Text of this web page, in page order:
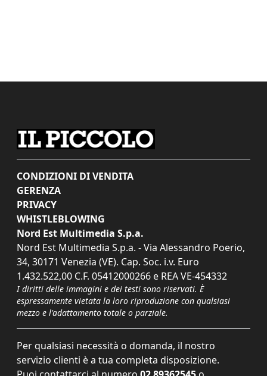
CONDIZIONI DI VENDITA
GERENZA
PRIVACY
WHISTLEBLOWING
Nord Est Multimedia S.p.a.
Nord Est Multimedia S.p.a. - Via Alessandro Poerio,
34, 30171 Venezia (VE). Cap. Soc. i.v. Euro
1.432.522,00 C.F. 05412000266 e REA VE-454332
I diritti delle immagini e dei testi sono riservati. È
espressamente vietata la loro riproduzione con qualsiasi
mezzo e l'adattamento totale o parziale.
Per qualsiasi necessità o domanda, il nostro
servizio clienti è a tua completa disposizione.